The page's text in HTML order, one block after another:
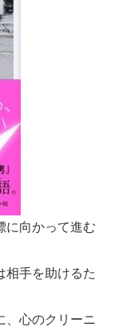
に向かって進む
相手を助けるた
、心のクリーニ